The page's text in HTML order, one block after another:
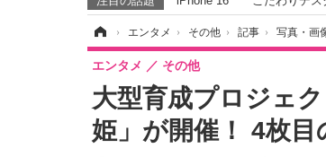
› エンタメ › その他 › 記事 › 写真・画
大型育成プロジェ
姫」が開催！ 4枚目
エンタメ その他